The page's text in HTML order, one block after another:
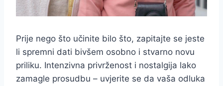
Prije nego što učinite bilo što, zapitajte se jeste
li spremni dati bivšem osobno i stvarno novu
priliku. Intenzivna privrženost i nostalgija lako
zamagle prosudbu – uvjerite se da vaša odluka